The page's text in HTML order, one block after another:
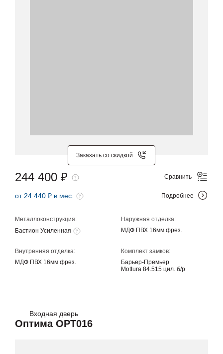
Заказать со скидкой
Металлоконструкция:
Бастион Усиленная
Наружная отделка:
МДФ ПВХ 16мм фрез.
Внутренняя отделка:
МДФ ПВХ 16мм фрез.
Комплект замков:
Барьер-Премьер
Mottura 84.515 цил. б/р
244 400 ₽
от 24 440 ₽ в мес.
Сравнить
Подробнее
Входная дверь
Оптима OPT016